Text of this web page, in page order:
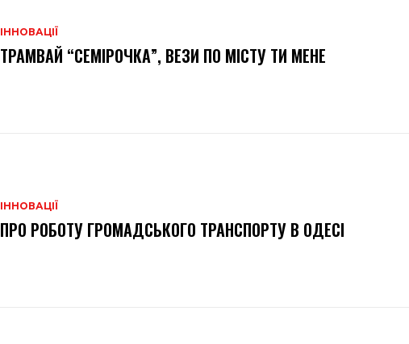
ІННОВАЦІЇ
ТРАМВАЙ “СЕМІРОЧКА”, ВЕЗИ ПО МІСТУ ТИ МЕНЕ
ІННОВАЦІЇ
ПРО РОБОТУ ГРОМАДСЬКОГО ТРАНСПОРТУ В ОДЕСІ